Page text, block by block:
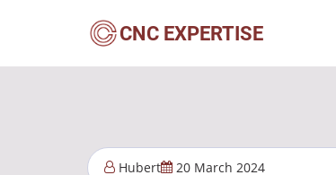
contenu
CNC EXPERTISE
Hubert 20 March 2024